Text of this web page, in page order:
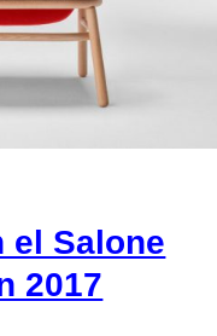
el Salone
2017